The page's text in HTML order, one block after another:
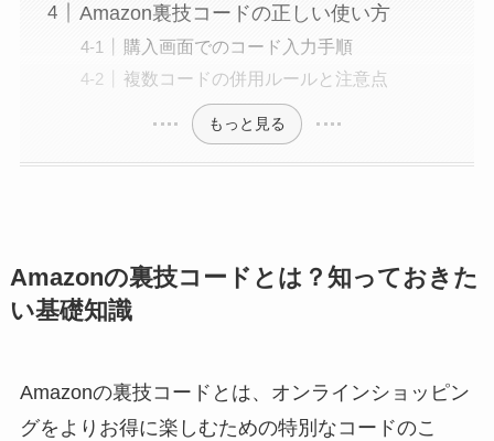
Amazon裏技コードの正しい使い方
購入画面でのコード入力手順
複数コードの併用ルールと注意点
もっと見る
Amazonの裏技コードとは？知っておきた
い基礎知識
Amazonの裏技コードとは、オンラインショッピン
グをよりお得に楽しむための特別なコードのこ